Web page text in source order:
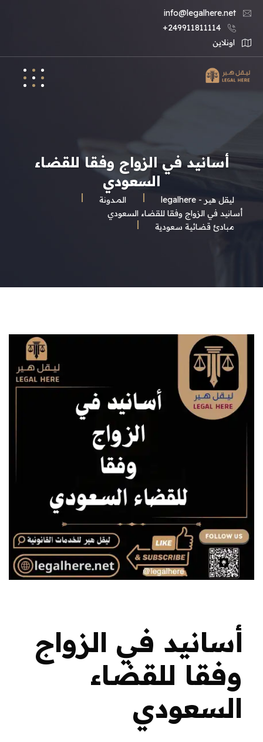
info@legalhere.net
249911811114+
اونلاين
أسانيد في الزواج وفقا للقضاء
السعودي
ليقل هير - legalhere المـدونة
مبادئ قضائية سعودية
أسانيد في الزواج وفقا للقضاء السعودي
أسانيد في الزواج
وفقا للقضاء
السعودي